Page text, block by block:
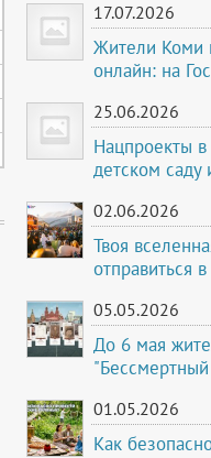
17.07.2026
Жители Коми
онлайн: на
25.06.2026
Нацпроекты
детском
02.06.2026
Твоя
отправиться
05.05.2026
До 6 мая
01.05.2026
Как